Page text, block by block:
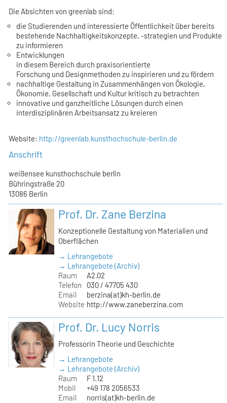
Die Absichten von greenlab sind:
die Studierenden und interessierte Öffentlichkeit über bereits
bestehende Nachhaltigkeitskonzepte, -strategien und Produkte
zu informieren
Entwicklungen
in diesem Bereich durch praxisorientierte
Forschung und Designmethoden zu inspirieren und zu fördern
nachhaltige Gestaltung in Zusammenhängen von Ökologie,
Ökonomie, Gesellschaft und Kultur kritisch zu betrachten
innovative und ganzheitliche Lösungen durch einen
interdisziplinären Arbeitsansatz zu kreieren
Website: http://greenlab.kunsthochschule-berlin.de
Anschrift
weißensee kunsthochschule berlin
Bühringstraße 20
13086 Berlin
Prof. Dr. Zane Berzina
Konzeptionelle Gestaltung von Materialien und
Oberflächen
→ Lehrangebote
→ Lehrangebote (Archiv)
Raum
A2.02
Telefon
030 / 47705 430
Email
berzina(at)kh-berlin.de
Website http://www.zaneberzina.com
Prof. Dr. Lucy Norris
Professorin Theorie und Geschichte
→ Lehrangebote
→ Lehrangebote (Archiv)
Raum
F 1.12
Mobil
+49 178 2056533
Email
norris(at)kh-berlin.de